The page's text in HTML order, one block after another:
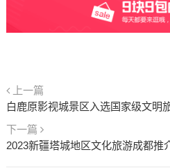
上一篇
白鹿原影视城景区入选国家级文明
下一篇
2023新疆塔城地区文化旅游成都推